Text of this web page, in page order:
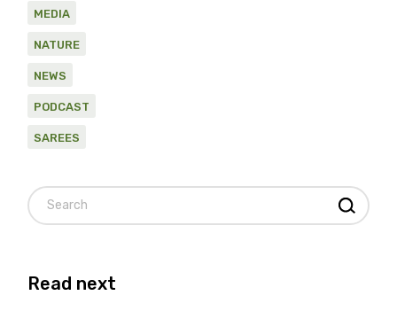
MEDIA
NATURE
NEWS
PODCAST
SAREES
Read next